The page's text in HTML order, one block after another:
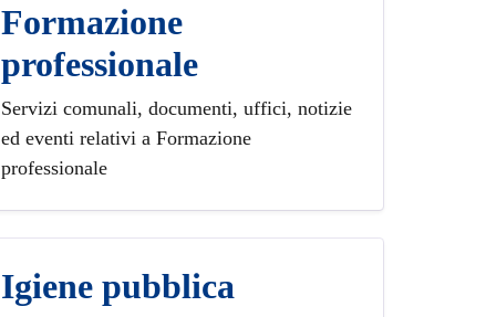
Formazione
professionale
Servizi comunali, documenti, uffici, notizie
ed eventi relativi a Formazione
professionale
Igiene pubblica